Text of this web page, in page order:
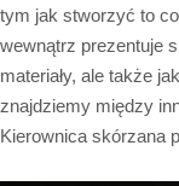
tym jak stworzyć to
wewnątrz prezentuje
materiały, ale także
znajdziemy między
Kierownica skórzana